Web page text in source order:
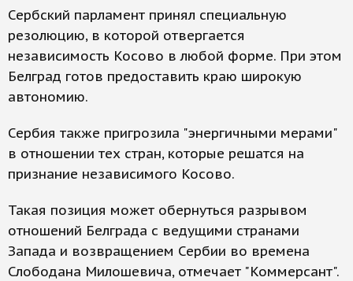
Сербский парламент принял специальную
резолюцию, в которой отвергается
независимость Косово в любой форме. При этом
Белград готов предоставить краю широкую
автономию.
Сербия также пригрозила "энергичными мерами"
в отношении тех стран, которые решатся на
признание независимого Косово.
Такая позиция может обернуться разрывом
отношений Белграда с ведущими странами
Запада и возвращением Сербии во времена
Слободана Милошевича, отмечает "Коммерсант".